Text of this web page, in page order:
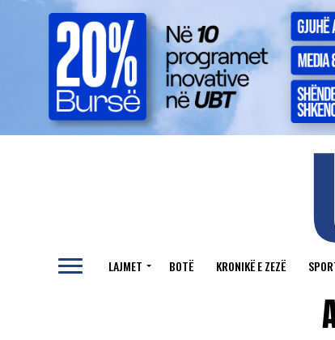
LAJMET BOTË KRONIKË E ZEZË